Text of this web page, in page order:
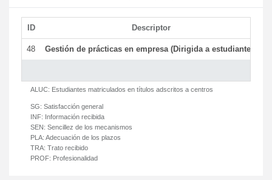
ID Descriptor
48 Gestión de prácticas en empresa (Dirigida a estudiantes)
ALUC: Estudiantes matriculados en títulos adscritos a centros
SG: Satisfacción general
INF: Información recibida
SEN: Sencillez de los mecanismos
PLA: Adecuación de los plazos
TRA: Trato recibido
PROF: Profesionalidad